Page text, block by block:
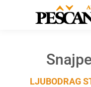
LJUBODRAG